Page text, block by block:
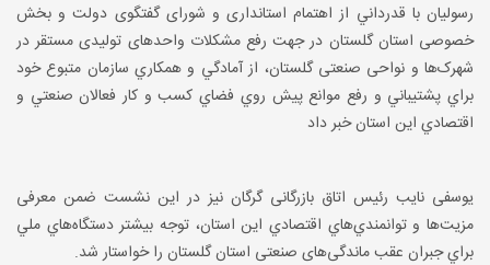
رسولیان با قدرداني از اهتمام استانداری و شورای گفتگوی دولت و بخش
خصوصی استان گلستان در جهت رفع مشکلات واحدهای تولیدی مستقر در
شهرک‌ها و نواحی صنعتی گلستان، از آمادگي و همكاري سازمان متبوع خود
براي پشتيباني و رفع موانع پيش روي فضاي كسب و كار فعالان صنعتي و
اقتصادي اين استان خبر داد
یوسفی نایب رئیس اتاق بازرگانی گرگان نيز در اين نشست ضمن معرفی
مزیت‌ها و توانمندي‌هاي اقتصادي اين استان، توجه بيشتر دستگاه‌هاي ملي
براي جبران عقب ماندگی‌های صنعتی استان گلستان را خواستار شد.